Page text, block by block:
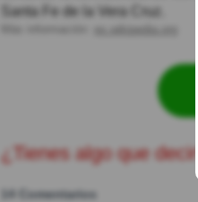
Santa Fe de la Vera Cruz.
es.wikipedia.org
¿Tienes algo que decir?
14 Comentarios